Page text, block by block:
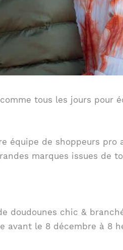
tous les jours pour
de shoppeurs pro
marques issues de
doudounes chic &
avant le 8 décembre à 8